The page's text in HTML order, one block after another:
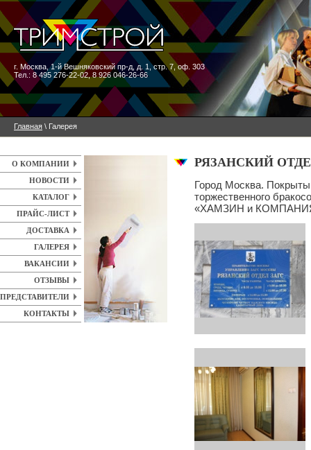
Главная \ Галерея
РЯЗАНСКИЙ
Город Москва.
торжественного
«ХАМЗИН и
О КОМПАНИИ
НОВОСТИ
КАТАЛОГ
ПРАЙС-ЛИСТ
ДОСТАВКА
ГАЛЕРЕЯ
ВАКАНСИИ
ОТЗЫВЫ
ПРЕДСТАВИТЕЛИ
КОНТАКТЫ
г. Москва ,1-й Вешняковский пр-д, д. 1, стр. 7, оф. 303
Тел.: 8 495 276-22-02, 8 926 046-26-66